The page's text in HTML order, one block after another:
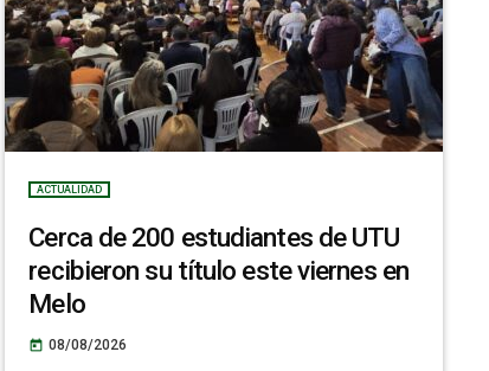
ACTUALIDAD
Cerca de 200 estudiantes de UTU
recibieron su título este viernes en
Melo
today 08/08/2026